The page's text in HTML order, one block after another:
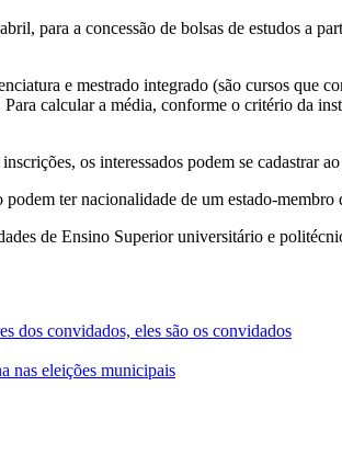
para a concessão de bolsas de estudos a
e mestrado integrado (são cursos que
calcular a média, conforme o critério da
os interessados podem se
ter nacionalidade de um estado-
de Ensino Superior universitário e
dos convidados, eles são os convidados
nas eleições municipais